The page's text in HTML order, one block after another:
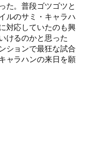
た。普段ゴツゴツと
ルのサミ・キャラハ
対応していたのも興
けるのかと思った
ションで最狂な試合
ャラハンの来日を願